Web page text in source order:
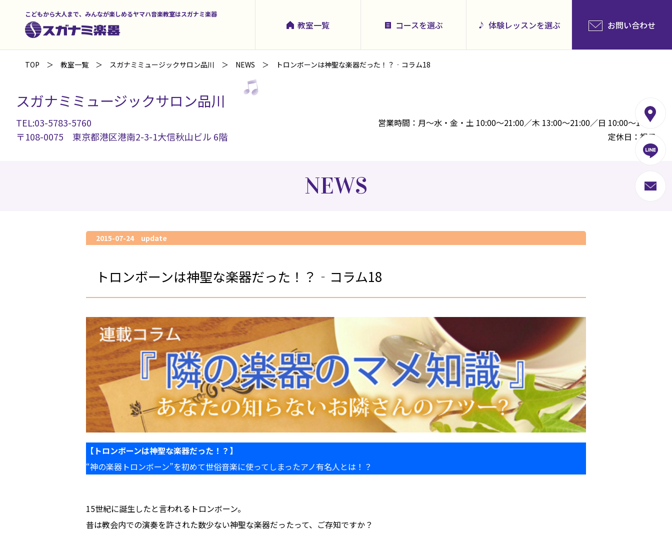
こどもから大人まで、みんなが楽しめるヤマハ音楽教室はスガナミ楽器
教室一覧 コースを選ぶ 体験レッスンを選ぶ お問い合わせ
TOP 教室一覧 スガナミミュージックサロン品川 NEWS トロンボーンは神聖な楽器だった！？‐コラム18
スガナミミュージックサロン品川
TEL:03-5783-5760
〒108-0075 東京都港区港南2-3-1大信秋山ビル 6階
営業時間：月～水・金・土 10:00～21:00／木 13:00～21:00／日 10:00～18:00
定休日：祝日
NEWS
2015-07-24 update
トロンボーンは神聖な楽器だった！？‐コラム18
【トロンボーンは神聖な楽器だった！？】
“神の楽器トロンボーン”を初めて世俗音楽に使ってしまったアノ有名人とは！？
15世紀に誕生したと言われるトロンボーン。
昔は教会内での演奏を許された数少ない神聖な楽器だったって、ご存知ですか？